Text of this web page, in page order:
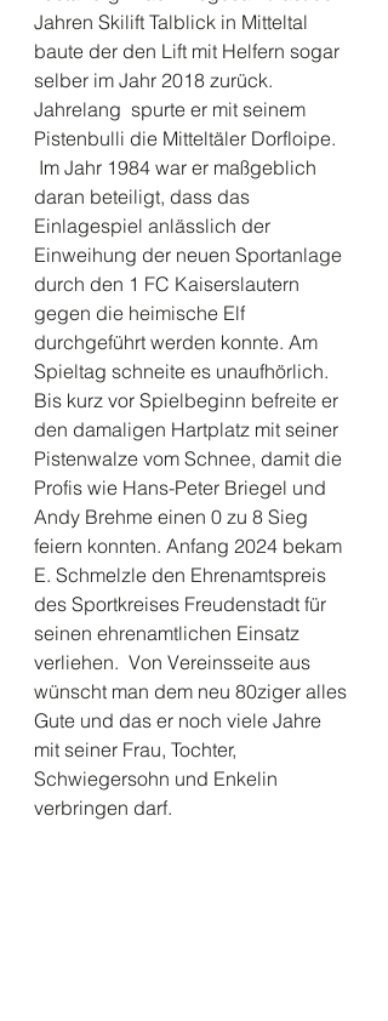
Jahren Skilift Talblick in Mitteltal
baute der den Lift mit Helfern sogar
selber im Jahr 2018 zurück.
Jahrelang  spurte er mit seinem
Pistenbulli die Mitteltäler Dorfloipe.
Im Jahr 1984 war er maßgeblich
daran beteiligt, dass das
Einlagespiel anlässlich der
Einweihung der neuen Sportanlage
durch den 1 FC Kaiserslautern
gegen die heimische Elf
durchgeführt werden konnte. Am
Spieltag schneite es unaufhörlich.
Bis kurz vor Spielbeginn befreite er
den damaligen Hartplatz mit seiner
Pistenwalze vom Schnee, damit die
Profis wie Hans-Peter Briegel und
Andy Brehme einen 0 zu 8 Sieg
feiern konnten. Anfang 2024 bekam
E. Schmelzle den Ehrenamtspreis
des Sportkreises Freudenstadt für
seinen ehrenamtlichen Einsatz
verliehen.  Von Vereinsseite aus
wünscht man dem neu 80ziger alles
Gute und das er noch viele Jahre
mit seiner Frau, Tochter,
Schwiegersohn und Enkelin
verbringen darf.